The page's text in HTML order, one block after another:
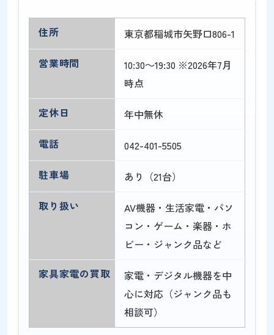
住所
東京都稲城市矢野口806-1
営業時間
10:30～19:30 ※2026年7月
時点
定休日
年中無休
電話
042-401-5505
駐車場
あり（21台）
取り扱い
AV機器・生活家電・パソ
コン・ゲーム・楽器・ホ
ビー・ジャンク品など
家具家電の買取
家電・デジタル機器を中
心に対応（ジャンク品も
相談可）